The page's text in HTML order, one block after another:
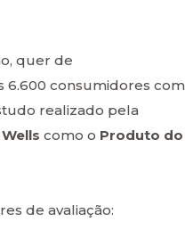
quer de
6.600 consumidores com
realizado pela
como o Produto do
de avaliação: